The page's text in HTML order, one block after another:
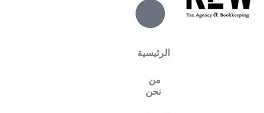
الرئيسية
من
نحن